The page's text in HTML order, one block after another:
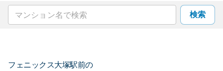
検索
フェニックス大塚駅前の